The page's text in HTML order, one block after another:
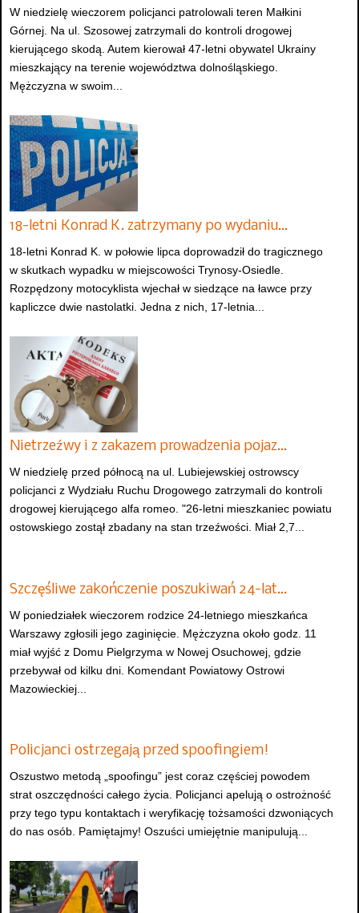
W niedzielę wieczorem policjanci patrolowali teren Małkini
Górnej. Na ul. Szosowej zatrzymali do kontroli drogowej
kierującego skodą. Autem kierował 47-letni obywatel Ukrainy
mieszkający na terenie województwa dolnośląskiego.
Mężczyzna w swoim...
18-letni Konrad K. zatrzymany po wydaniu…
18-letni Konrad K. w połowie lipca doprowadził do tragicznego
w skutkach wypadku w miejscowości Trynosy-Osiedle.
Rozpędzony motocyklista wjechał w siedzące na ławce przy
kapliczce dwie nastolatki. Jedna z nich, 17-letnia...
Nietrzeźwy i z zakazem prowadzenia pojaz…
W niedzielę przed północą na ul. Lubiejewskiej ostrowscy
policjanci z Wydziału Ruchu Drogowego zatrzymali do kontroli
drogowej kierującego alfa romeo. "26-letni mieszkaniec powiatu
ostowskiego zostął zbadany na stan trzeźwości. Miał 2,7...
Szczęśliwe zakończenie poszukiwań 24-lat…
W poniedziałek wieczorem rodzice 24-letniego mieszkańca
Warszawy zgłosili jego zaginięcie. Mężczyzna około godz. 11
miał wyjść z Domu Pielgrzyma w Nowej Osuchowej, gdzie
przebywał od kilku dni. Komendant Powiatowy Ostrowi
Mazowieckiej...
Policjanci ostrzegają przed spoofingiem!
Oszustwo metodą „spoofingu” jest coraz częściej powodem
strat oszczędności całego życia. Policjanci apelują o ostrożność
przy tego typu kontaktach i weryfikację tożsamości dzwoniących
do nas osób. Pamiętajmy! Oszuści umiejętnie manipulują...